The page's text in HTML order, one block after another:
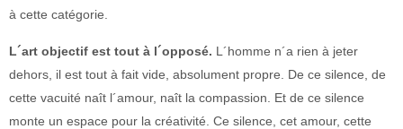
à cette catégorie.
L´art objectif est tout à l´opposé. L´homme n´a rien à jeter
dehors, il est tout à fait vide, absolument propre. De ce silence, de
cette vacuité naît l´amour, naît la compassion. Et de ce silence
monte un espace pour la créativité. Ce silence, cet amour, cette